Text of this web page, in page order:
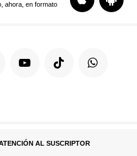
ahora, en formato
AL SUSCRIPTOR